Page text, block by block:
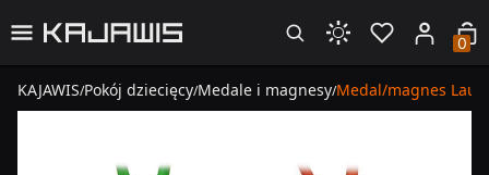
0
KAJAWIS/Pokój dziecięcy/Medale i magnesy/Medal/magnes Laur